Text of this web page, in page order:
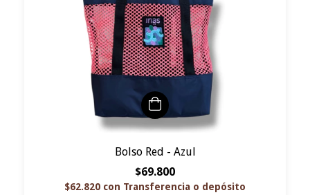
Bolso Red - Azul
$69.800
$62.820 con Transferencia o depósito